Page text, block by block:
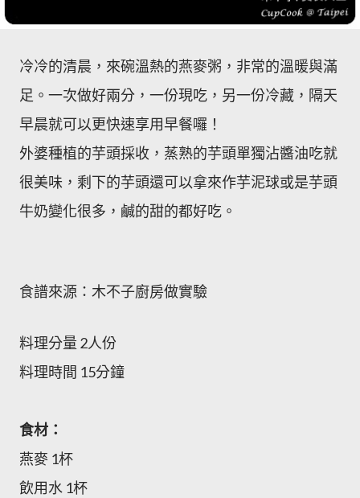
冷冷的清晨，來碗溫熱的燕麥粥，非常的溫暖與滿
足。一次做好兩分，一份現吃，另一份冷藏，隔天
早晨就可以更快速享用早餐囉！
外婆種植的芋頭採收，蒸熟的芋頭單獨沾醬油吃就
很美味，剩下的芋頭還可以拿來作芋泥球或是芋頭
牛奶變化很多，鹹的甜的都好吃。
食譜來源：木不子廚房做實驗
料理分量 2人份
料理時間 15分鐘
食材：
燕麥 1杯
飲用水 1杯